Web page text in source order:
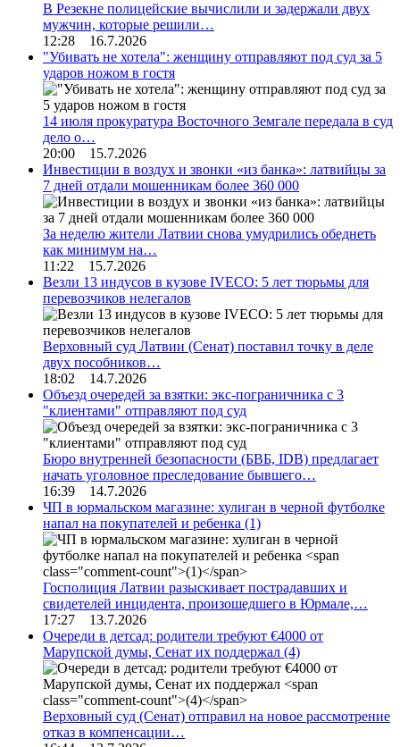
В Резекне полицейские вычислили и задержали двух
мужчин, которые решили…
12:28 16.7.2026
"Убивать не хотела": женщину отправляют под суд за 5
ударов ножом в гостя
14 июля прокуратура Восточного Земгале передала в суд
дело о…
20:00 15.7.2026
Инвестиции в воздух и звонки «из банка»: латвийцы за
7 дней отдали мошенникам более 360 000
За неделю жители Латвии снова умудрились обеднеть
как минимум на…
11:22 15.7.2026
Везли 13 индусов в кузове IVECO: 5 лет тюрьмы для
перевозчиков нелегалов
Верховный суд Латвии (Сенат) поставил точку в деле
двух пособников…
18:02 14.7.2026
Объезд очередей за взятки: экс-пограничника с 3
"клиентами" отправляют под суд
Бюро внутренней безопасности (БВБ, IDB) предлагает
начать уголовное преследование бывшего…
16:39 14.7.2026
ЧП в юрмальском магазине: хулиган в черной футболке
напал на покупателей и ребенка (1)
Госполиция Латвии разыскивает пострадавших и
свидетелей инцидента, произошедшего в Юрмале,…
17:27 13.7.2026
Очереди в детсад: родители требуют €4000 от
Марупской думы, Сенат их поддержал (4)
Верховный суд (Сенат) отправил на новое рассмотрение
отказ в компенсации…